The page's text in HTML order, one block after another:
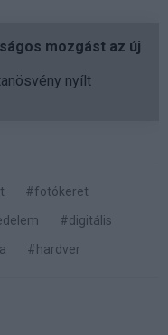
mozgást az új
nyílt
#fotókeret
#digitális
#hardver